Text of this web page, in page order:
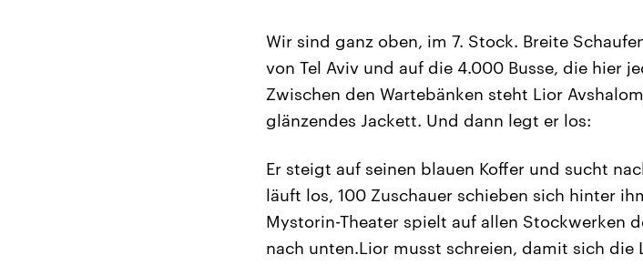
Wir sind ganz oben, im 7. Stock. Breite
von Tel Aviv und auf die 4.000 Busse, die hier
Zwischen den Wartebänken steht Lior
glänzendes Jackett. Und dann legt er los:
Er steigt auf seinen blauen Koffer und sucht
läuft los, 100 Zuschauer schieben sich hinter
Mystorin-Theater spielt auf allen Stockwerken
nach unten.Lior musst schreien, damit sich die